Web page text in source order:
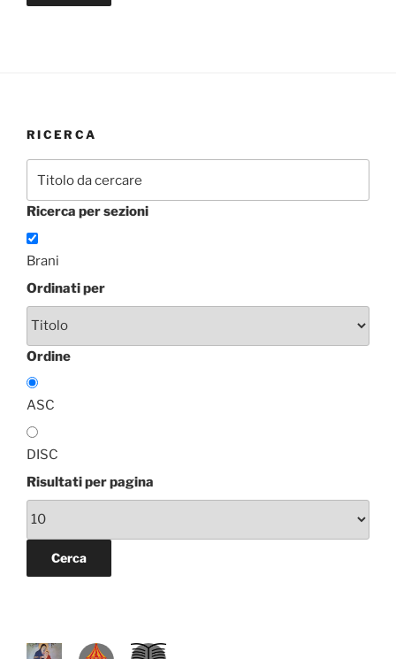
RICERCA
Ricerca per sezioni
Brani
Ordinati per
Ordine
ASC
DISC
Risultati per pagina
P D L